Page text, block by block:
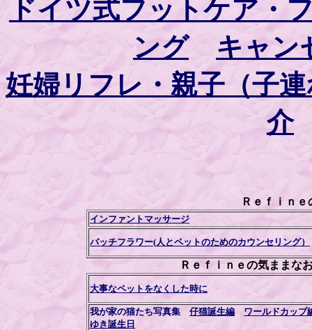
ドイツ式フットケア・
ング
キャン
妊婦リフレ・親子（子
介
Ｒｅｆｉｎ
インファントマッサージ
バッチフラワー(人とペットのためのカウンセリング）
Ｒｅｆｉｎｅの気ままな
大事なペットをなくした時に
我が家の猫たち写真集 仔猫誕生編
ワールドカップ
ゆき誕生日